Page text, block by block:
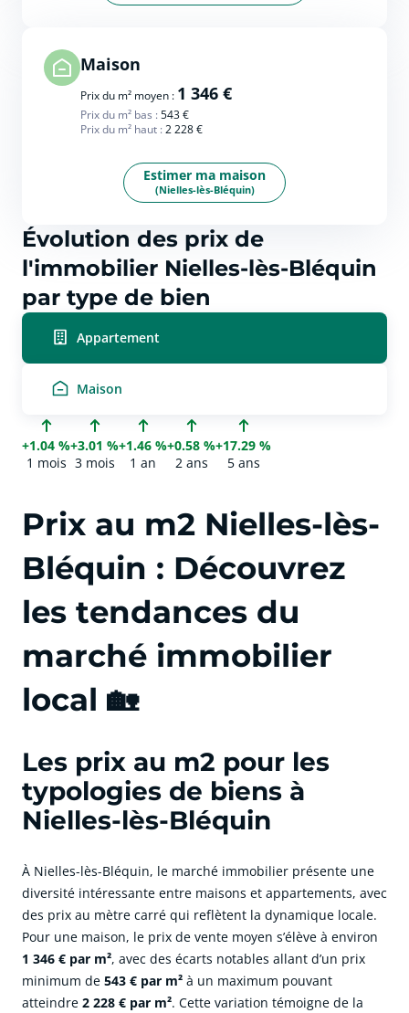
Maison
Prix du m² moyen : 1 346 €
Prix du m² bas :543 €
Prix du m² haut :2 228 €
Estimer ma maison
(Nielles-lès-Bléquin)
Évolution des prix de
l'immobilier Nielles-lès-Bléquin
par type de bien
Appartement
Maison
+1.04 %
1 mois
+3.01 %
3 mois
+1.46 %
1 an
+0.58 %
2 ans
+17.29 %
5 ans
Prix au m2 Nielles-lès-
Bléquin : Découvrez
les tendances du
marché immobilier
local 🏡
Les prix au m2 pour les
typologies de biens à
Nielles-lès-Bléquin
À Nielles-lès-Bléquin, le marché immobilier présente une
diversité intéressante entre maisons et appartements, avec
des prix au mètre carré qui reflètent la dynamique locale.
Pour une maison, le prix de vente moyen s’élève à environ
1 346 € par m², avec des écarts notables allant d’un prix
minimum de 543 € par m² à un maximum pouvant
atteindre 2 228 € par m². Cette variation témoigne de la